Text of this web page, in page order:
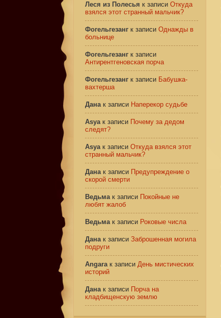
Леся из Полесья к записи Откуда
взялся этот странный мальчик?
Фогельгезанг к записи Однажды в
больнице
Фогельгезанг к записи
Антирентгеновская порча
Фогельгезанг к записи Бабушка-
вахтерша
Данак записи Наперекор судьбе
Asyaк записи Почему за дедом
следят?
Asyaк записи Откуда взялся этот
странный мальчик?
Данак записи Предупреждение о
скорой смерти
Ведьмак записи Покойные не
любят жалоб
Ведьмак записи Роковые числа
Данак записи Заброшенная могила
подруги
Angaraк записи День мистических
историй
Данак записи Порча на
кладбищенскую землю